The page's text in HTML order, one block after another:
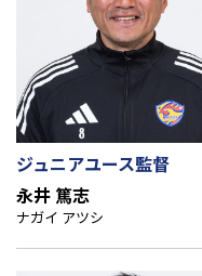
ジュニアユース監督
永井 篤志
ナガイ アツシ